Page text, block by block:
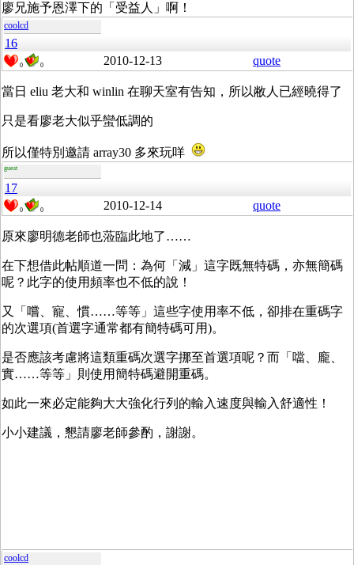
廖兄施予恩澤下的「受益人」啊！
coolcd
16
0 0 2010-12-13 quote
當日 eliu 老大和 winlin 在聊天室有告知，所以敝人已經曉得了
只是看廖老大似乎蠻低調的
所以僅特別邀請 array30 多來玩咩
guest
17
0 0 2010-12-14 quote
原來廖明德老師也蒞臨此地了……
在下想借此帖順道一問：為何「減」這字既無特碼，亦無簡碼
呢？此字的使用頻率也不低的說！
又「嚐、寵、慣……等等」這些字使用率不低，卻排在重碼字
的次選項(首選字通常都有簡特碼可用)。
是否應該考慮將這類重碼次選字挪至首選項呢？而「噹、龐、
實……等等」則使用簡特碼避開重碼。
如此一來必定能夠大大強化行列的輸入速度與輸入舒適性！
小小建議，懇請廖老師參酌，謝謝。
coolcd